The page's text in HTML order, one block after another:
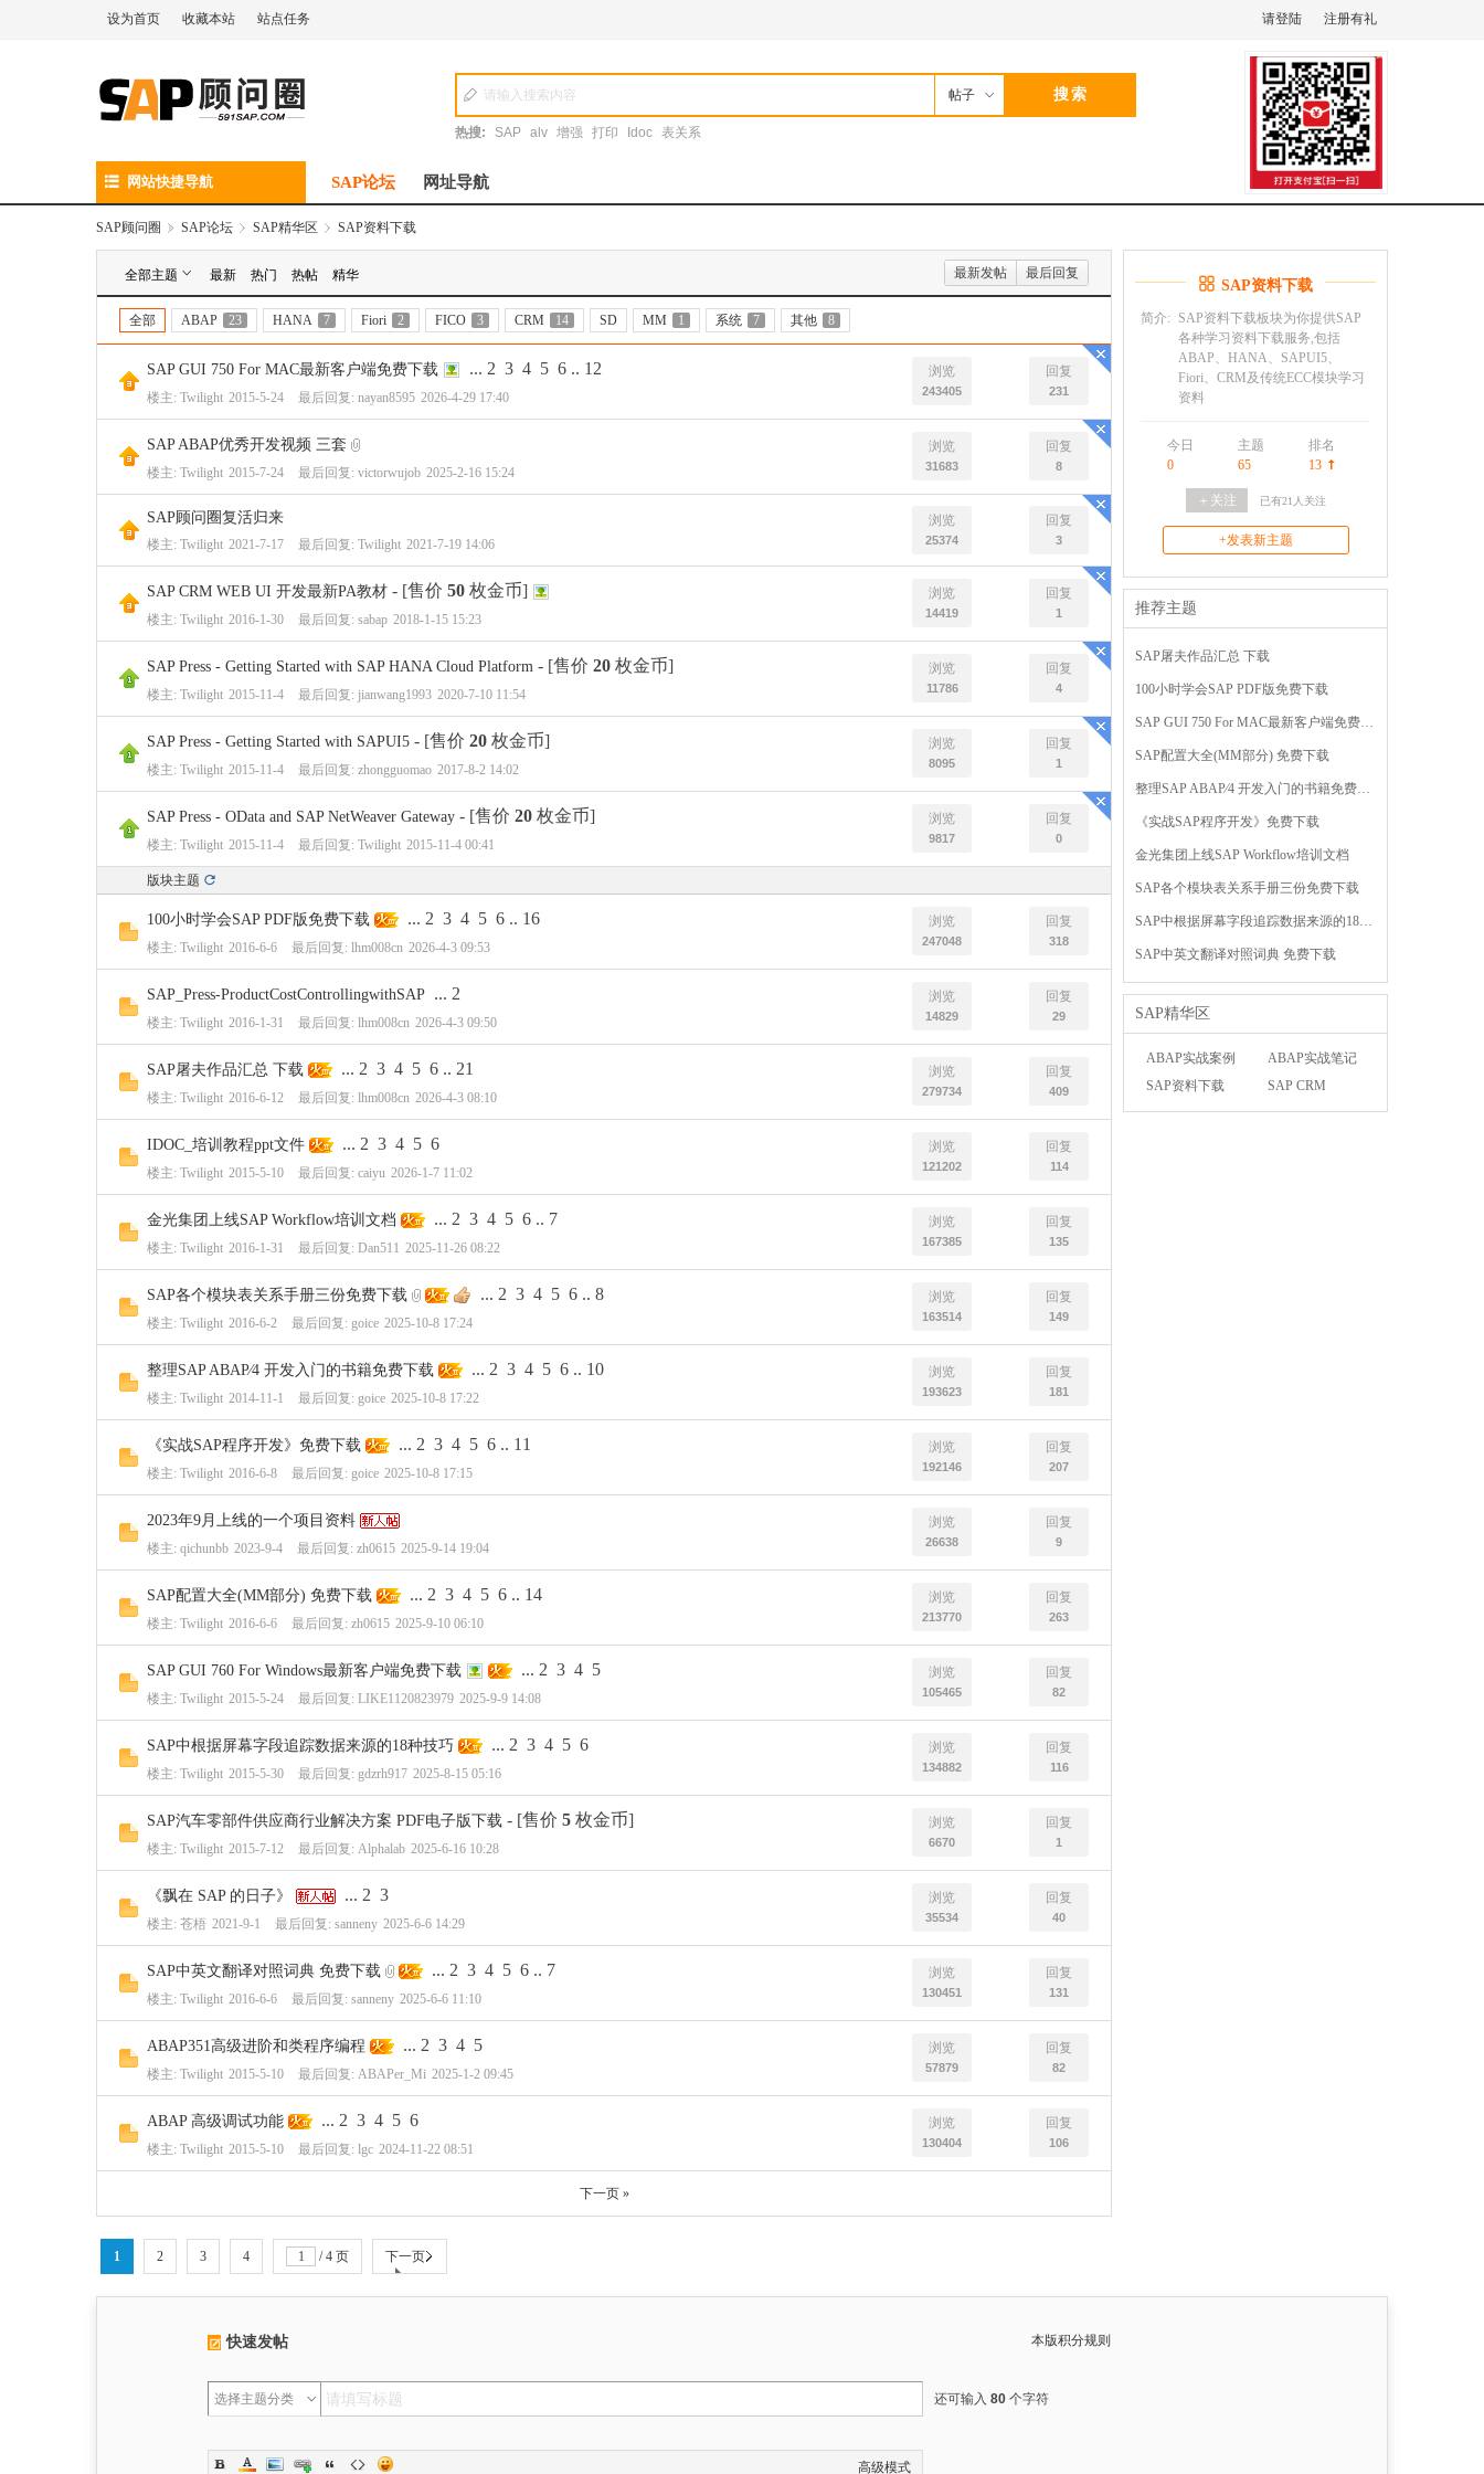
设为首页 收藏本站 站点任务 请登陆 注册有礼
帖子
热搜: SAP alv 增强 打印 Idoc 表关系
网站快捷导航 SAP论坛 网址导航
SAP顾问圈 » SAP论坛 › SAP精华区 › SAP资料下载
全部主题 最新 热门 热帖 精华 最新发帖 最后回复
全部 ABAP 23 HANA 7 Fiori 2 FICO 3 CRM 14 SD MM 1 系统 7 其他 8
SAP GUI 750 For MAC最新客户端免费下载 ... 2 3 4 5 6 .. 12
楼主: Twilight 2015-5-24 最后回复: nayan8595 2026-4-29 17:40
浏览
243405
回复
231
SAP ABAP优秀开发视频 三套
楼主: Twilight 2015-7-24 最后回复: victorwujob 2025-2-16 15:24
浏览
31683
回复
8
SAP顾问圈复活归来
楼主: Twilight 2021-7-17 最后回复: Twilight 2021-7-19 14:06
浏览
25374
回复
3
SAP CRM WEB UI 开发最新PA教材 - [售价 50 枚金币]
楼主: Twilight 2016-1-30 最后回复: sabap 2018-1-15 15:23
浏览
14419
回复
1
SAP Press - Getting Started with SAP HANA Cloud Platform - [售价 20 枚金币]
楼主: Twilight 2015-11-4 最后回复: jianwang1993 2020-7-10 11:54
浏览
11786
回复
4
SAP Press - Getting Started with SAPUI5 - [售价 20 枚金币]
楼主: Twilight 2015-11-4 最后回复: zhongguomao 2017-8-2 14:02
浏览
8095
回复
1
SAP Press - OData and SAP NetWeaver Gateway - [售价 20 枚金币]
楼主: Twilight 2015-11-4 最后回复: Twilight 2015-11-4 00:41
浏览
9817
回复
0
版块主题
100小时学会SAP PDF版免费下载 ... 2 3 4 5 6 .. 16
楼主: Twilight 2016-6-6 最后回复: lhm008cn 2026-4-3 09:53
浏览
247048
回复
318
SAP_Press-ProductCostControllingwithSAP ... 2
楼主: Twilight 2016-1-31 最后回复: lhm008cn 2026-4-3 09:50
浏览
14829
回复
29
SAP屠夫作品汇总 下载 ... 2 3 4 5 6 .. 21
楼主: Twilight 2016-6-12 最后回复: lhm008cn 2026-4-3 08:10
浏览
279734
回复
409
IDOC_培训教程ppt文件 ... 2 3 4 5 6
楼主: Twilight 2015-5-10 最后回复: caiyu 2026-1-7 11:02
浏览
121202
回复
114
金光集团上线SAP Workflow培训文档 ... 2 3 4 5 6 .. 7
楼主: Twilight 2016-1-31 最后回复: Dan511 2025-11-26 08:22
浏览
167385
回复
135
SAP各个模块表关系手册三份免费下载 ... 2 3 4 5 6 .. 8
楼主: Twilight 2016-6-2 最后回复: goice 2025-10-8 17:24
浏览
163514
回复
149
整理SAP ABAP∕4 开发入门的书籍免费下载 ... 2 3 4 5 6 .. 10
楼主: Twilight 2014-11-1 最后回复: goice 2025-10-8 17:22
浏览
193623
回复
181
《实战SAP程序开发》免费下载 ... 2 3 4 5 6 .. 11
楼主: Twilight 2016-6-8 最后回复: goice 2025-10-8 17:15
浏览
192146
回复
207
2023年9月上线的一个项目资料
楼主: qichunbb 2023-9-4 最后回复: zh0615 2025-9-14 19:04
浏览
26638
回复
9
SAP配置大全(MM部分) 免费下载 ... 2 3 4 5 6 .. 14
楼主: Twilight 2016-6-6 最后回复: zh0615 2025-9-10 06:10
浏览
213770
回复
263
SAP GUI 760 For Windows最新客户端免费下载 ... 2 3 4 5
楼主: Twilight 2015-5-24 最后回复: LIKE1120823979 2025-9-9 14:08
浏览
105465
回复
82
SAP中根据屏幕字段追踪数据来源的18种技巧 ... 2 3 4 5 6
楼主: Twilight 2015-5-30 最后回复: gdzrh917 2025-8-15 05:16
浏览
134882
回复
116
SAP汽车零部件供应商行业解决方案 PDF电子版下载 - [售价 5 枚金币]
楼主: Twilight 2015-7-12 最后回复: Alphalab 2025-6-16 10:28
浏览
6670
回复
1
《飘在 SAP 的日子》 ... 2 3
楼主: 苍梧 2021-9-1 最后回复: sanneny 2025-6-6 14:29
浏览
35534
回复
40
SAP中英文翻译对照词典 免费下载 ... 2 3 4 5 6 .. 7
楼主: Twilight 2016-6-6 最后回复: sanneny 2025-6-6 11:10
浏览
130451
回复
131
ABAP351高级进阶和类程序编程 ... 2 3 4 5
楼主: Twilight 2015-5-10 最后回复: ABAPer_Mi 2025-1-2 09:45
浏览
57879
回复
82
ABAP 高级调试功能 ... 2 3 4 5 6
楼主: Twilight 2015-5-10 最后回复: lgc 2024-11-22 08:51
浏览
130404
回复
106
下一页 »
1 2 3 4 / 4 页 下一页
SAP资料下载
简介:
SAP资料下载板块为你提供SAP
各种学习资料下载服务,包括
ABAP、HANA、SAPUI5、
Fiori、CRM及传统ECC模块学习
资料
今日
0
主题
65
排名
13
＋关注 已有21 人关注
+发表新主题
推荐主题
SAP屠夫作品汇总 下载
100小时学会SAP PDF版免费下载
SAP GUI 750 For MAC最新客户端免费下载
SAP配置大全(MM部分) 免费下载
整理SAP ABAP∕4 开发入门的书籍免费下载
《实战SAP程序开发》免费下载
金光集团上线SAP Workflow培训文档
SAP各个模块表关系手册三份免费下载
SAP中根据屏幕字段追踪数据来源的18种技巧
SAP中英文翻译对照词典 免费下载
SAP精华区
ABAP实战案例
ABAP实战笔记
SAP资料下载
SAP CRM
快速发帖 本版积分规则
选择主题分类 还可输入 80 个字符
高级模式